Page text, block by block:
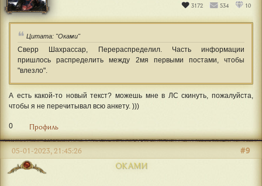
3172 534 10
Цитата: "Оками"
Сверр Шахрассар, Перераспределил. Часть информации
пришлось распределить между 2мя первыми постами, чтобы
"влезло".
А есть какой-то новый текст? можешь мне в ЛС скинуть, пожалуйста,
чтобы я не перечитывал всю анкету. )))
0 Профиль
ОКАМИ
#9
05-01-2023, 21:45:26